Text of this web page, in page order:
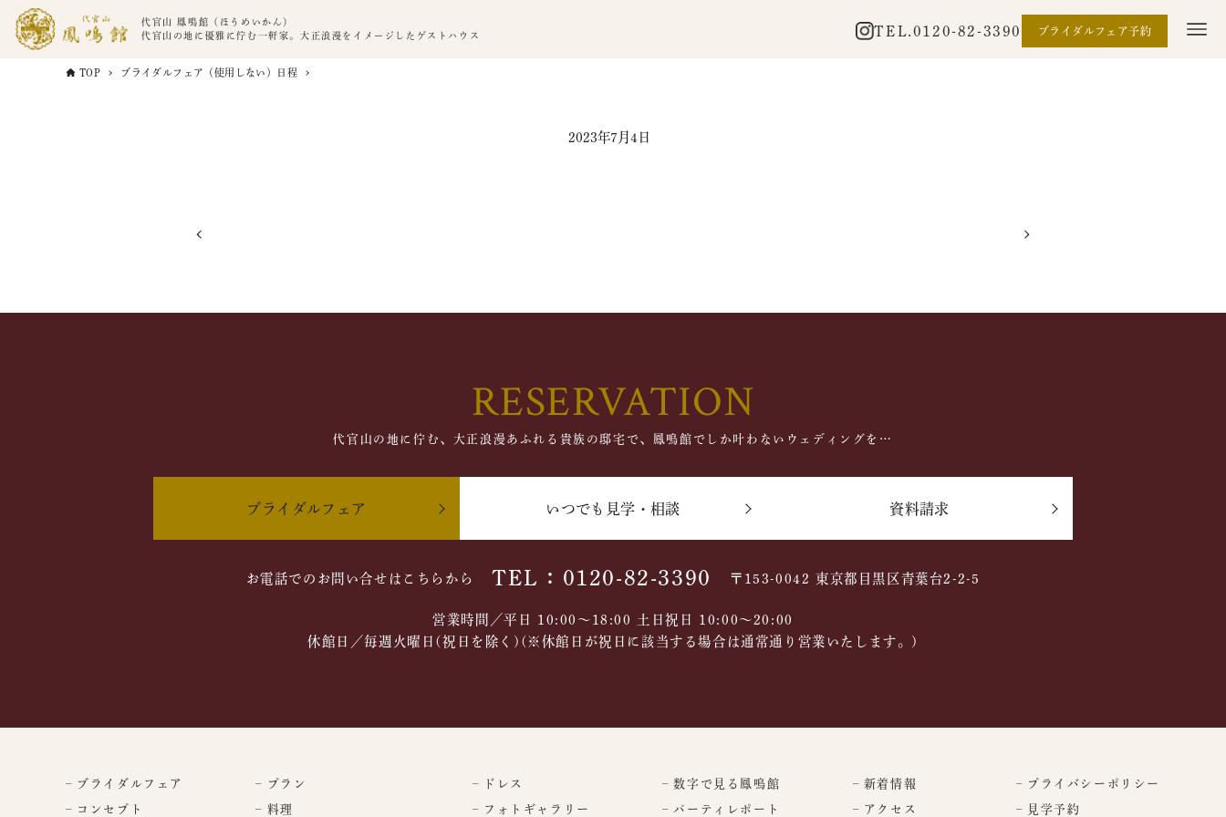
代官山 鳳鳴館（ほうめいかん）
代官山の地に優雅に佇む一軒家。大正浪漫をイメージしたゲストハウス
TEL. 0120-82-3390 ブライダルフェア予約
TOP ブライダルフェア（使用しない）日程
2023年7月4日
RESERVATION
代官山の地に佇む、大正浪漫あふれる貴族の邸宅で、鳳鳴館でしか叶わないウェディングを…
ブライダルフェア いつでも見学・相談 資料請求
お電話でのお問い合せはこちらから TEL：0120-82-3390 〒153-0042 東京都目黒区青葉台2-2-5
営業時間／平日 10:00～18:00 土日祝日 10:00〜20:00
休館日／毎週火曜日(祝日を除く)(※休館日が祝日に該当する場合は通常通り営業いたします。)
– ブライダルフェア
– コンセプト
– プラン
– 料理
– ドレス
– フォトギャラリー
– 数字で見る鳳鳴館
– パーティレポート
– 新着情報
– アクセス
– プライバシーポリシー
– 見学予約